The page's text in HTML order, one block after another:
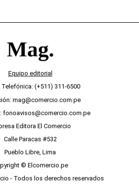
Equipo editorial
Telefónica: (+511) 311-6500
mag@comercio.com.pe
fonoavisos@comercio.com.pe
Editora El Comercio
Calle Paracas #532
Pueblo Libre, Lima
© Elcomercio.pe
- Todos los derechos reservados